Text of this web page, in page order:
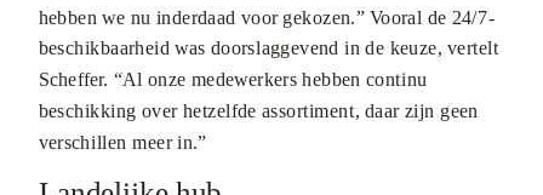
hebben we nu inderdaad voor gekozen.” Vooral de 24/7-
beschikbaarheid was doorslaggevend in de keuze, vertelt
Scheffer. “Al onze medewerkers hebben continu
beschikking over hetzelfde assortiment, daar zijn geen
verschillen meer in.”